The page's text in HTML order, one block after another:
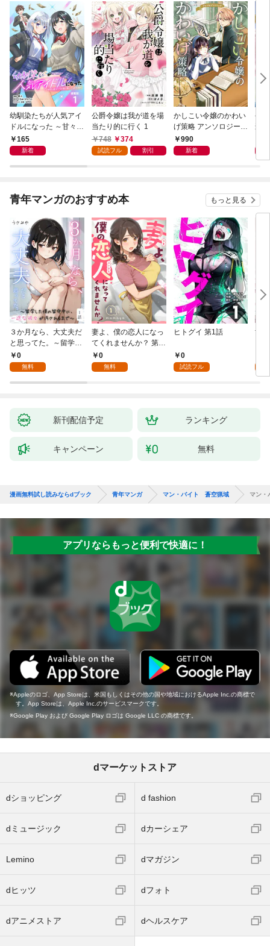
幼馴染たちが人気アイ
ドルになった ～甘々な
彼女たちは俺に貢いで
くれている～ 連載版：
165
新着
公爵令嬢は我が道を場
当たり的に行く 1
748
374
試読フル 割引
かしこい令嬢のかわい
げ策略 アンソロジーコ
ミック
990
新着
今
遅
ソ
青年マンガのおすすめ本 もっと見る
３か月なら、大丈夫だ
と思ってた。～留学し
た僕の留守中に、一途
な彼女が汚されるまで
0
無料
妻よ、僕の恋人になっ
てくれませんか？ 第1
話0
無料
ヒトグイ 第1話
0
試読フル
世
新刊配信予定 ランキング
キャンペーン 無料
漫画無料試し読みならdブック 青年マンガ マン・バイト 蒼空猟域 マン
アプリならもっと便利で快適に！
Appleのロゴ、App Storeは、米国もしくはその他の国や地域におけるApple Inc.の商標で
す。App Storeは、Apple Inc.のサービスマークです。
Google Play および Google Play ロゴは Google LLC の商標です。
dマーケットストア
dショッピング d fashion
dミュージック dカーシェア
Lemino dマガジン
dヒッツ dフォト
dアニメストア dヘルスケア